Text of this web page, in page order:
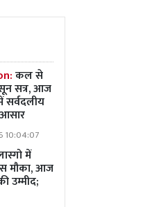
कल से
सत्र, आज
सर्वदलीय
10:04:07
में
मौका, आज
उम्मीद;